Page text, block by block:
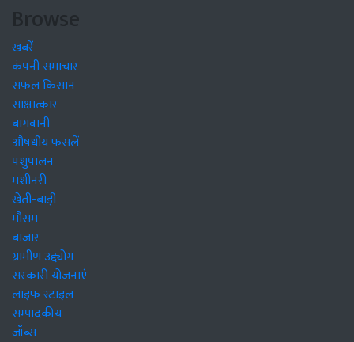
Browse
खबरें
कंपनी समाचार
सफल किसान
साक्षात्कार
बागवानी
औषधीय फसलें
पशुपालन
मशीनरी
खेती-बाड़ी
मौसम
बाजार
ग्रामीण उद्द्योग
सरकारी योजनाएं
लाइफ स्टाइल
सम्पादकीय
जॉब्स